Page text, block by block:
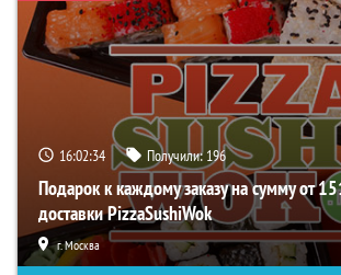
16:02:33 Получили:196
Подарок к каждому заказу на сумму от
доставки PizzaSushiWok
г. Москва